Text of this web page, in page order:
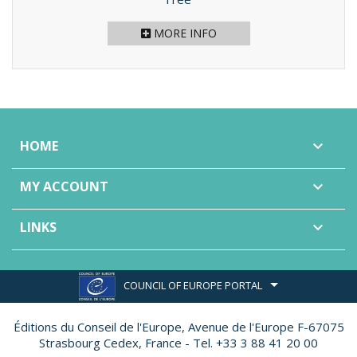
MORE INFO
HOME 
MY ACCOUNT 
LINKS 
COUNCIL OF EUROPE PORTAL
Éditions du Conseil de l'Europe, Avenue de l'Europe F-67075
Strasbourg Cedex, France - Tel. +33 3 88 41 20 00